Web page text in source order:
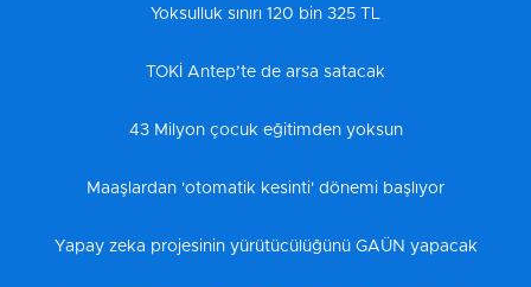
Yoksulluk sınırı 120 bin 325 TL
TOKİ Antep’te de arsa satacak
43 Milyon çocuk eğitimden yoksun
Maaşlardan 'otomatik kesinti' dönemi başlıyor
Yapay zeka projesinin yürütücülüğünü GAÜN yapacak